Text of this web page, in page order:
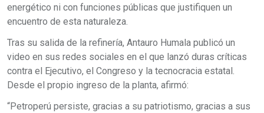
energético ni con funciones públicas que justifiquen un
encuentro de esta naturaleza.
Tras su salida de la refinería, Antauro Humala publicó un
video en sus redes sociales en el que lanzó duras críticas
contra el Ejecutivo, el Congreso y la tecnocracia estatal.
Desde el propio ingreso de la planta, afirmó:
“Petroperú persiste, gracias a su patriotismo, gracias a sus